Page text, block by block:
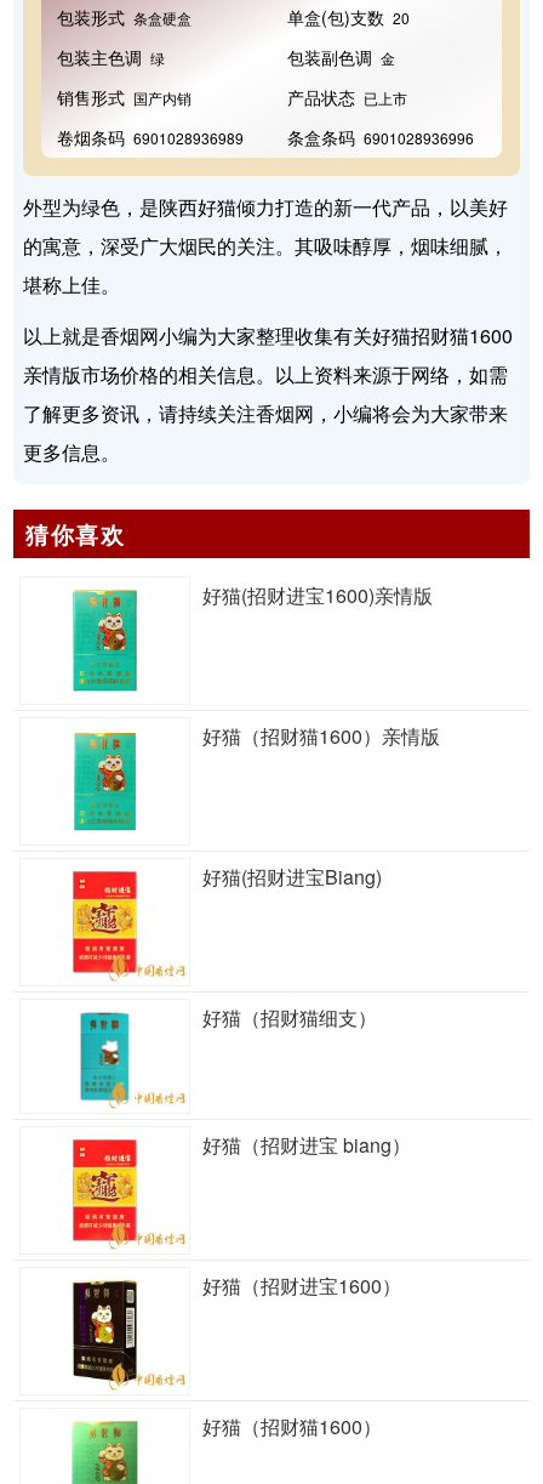
包装形式 条盒硬盒 单盒(包)支数 20
包装主色调 绿 包装副色调 金
销售形式 国产内销 产品状态 已上市
卷烟条码 6901028936989 条盒条码 6901028936996
外型为绿色，是陕西好猫倾力打造的新一代产品，以美好
的寓意，深受广大烟民的关注。其吸味醇厚，烟味细腻，
堪称上佳。
以上就是香烟网小编为大家整理收集有关好猫招财猫1600
亲情版市场价格的相关信息。以上资料来源于网络，如需
了解更多资讯，请持续关注香烟网，小编将会为大家带来
更多信息。
猜你喜欢
好猫(招财进宝1600)亲情版
好猫（招财猫1600）亲情版
好猫(招财进宝Biang)
好猫（招财猫细支）
好猫（招财进宝 biang）
好猫（招财进宝1600）
好猫（招财猫1600）